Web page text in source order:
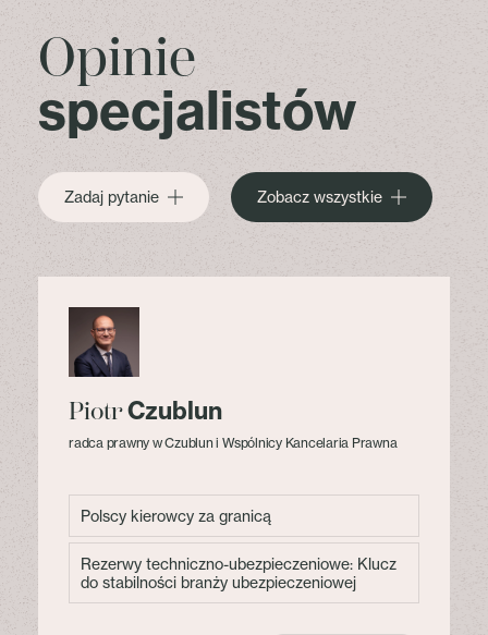
Opinie
specjalistów
Zadaj pytanie Zobacz wszystkie
PiotrCzublun
radca prawny w Czublun i Wspólnicy Kancelaria Prawna
Polscy kierowcy za granicą
Rezerwy techniczno-ubezpieczeniowe: Klucz
do stabilności branży ubezpieczeniowej